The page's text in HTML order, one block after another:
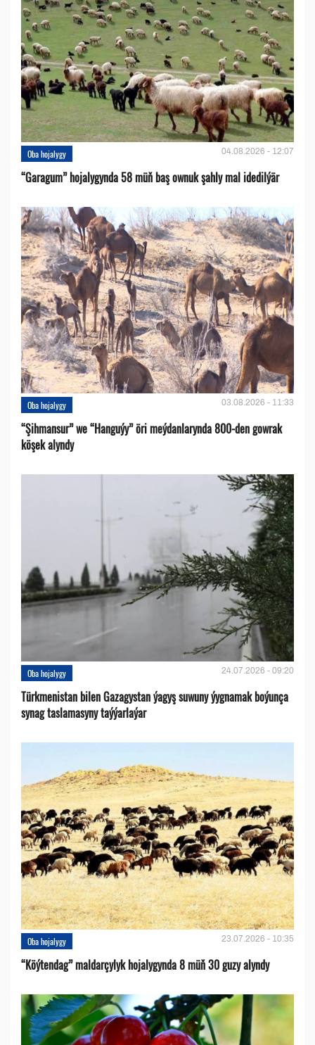
Oba hojalygy 04.08.2026 - 12:07
“Garagum” hojalygynda 58 müň baş ownuk şahly mal idedilýär
Oba hojalygy 03.08.2026 - 11:33
“Şihmansur” we “Hanguýy” öri meýdanlarynda 800-den gowrak
köşek alyndy
Oba hojalygy 24.07.2026 - 09:20
Türkmenistan bilen Gazagystan ýagyş suwuny ýygnamak boýunça
synag taslamasyny taýýarlaýar
Oba hojalygy 23.07.2026 - 10:35
“Köýtendag” maldarçylyk hojalygynda 8 müň 30 guzy alyndy